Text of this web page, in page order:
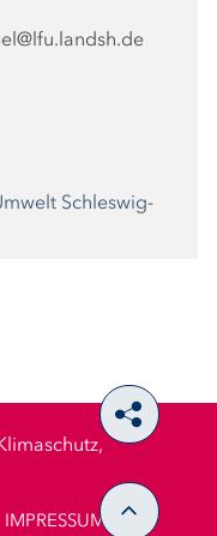
Schleswig-
IMPRESSUM